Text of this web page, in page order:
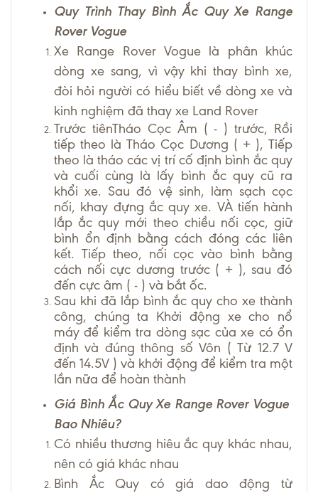
Quy Trình Thay Bình Ắc Quy Xe Range
Rover Vogue
Xe Range Rover Vogue là phân khúc
dòng xe sang, vì vậy khi thay bình xe,
đòi hỏi người có hiểu biết về dòng xe và
kinh nghiệm đã thay xe Land Rover
Trước tiênTháo Cọc Âm ( - ) trước, Rồi
tiếp theo là Tháo Cọc Dương ( + ), Tiếp
theo là tháo các vị trí cố định bình ắc quy
và cuối cùng là lấy bình ắc quy cũ ra
khổi xe. Sau đó vệ sinh, làm sạch cọc
nối, khay đựng ắc quy xe. VÀ tiến hành
lắp ắc quy mới theo chiều nối cọc, giữ
bình ổn định bằng cách đóng các liên
kết. Tiếp theo, nối cọc vào bình bằng
cách nối cực dương trước ( + ), sau đó
đến cực âm ( - ) và bắt ốc.
Sau khi đã lắp bình ắc quy cho xe thành
công, chúng ta Khởi động xe cho nổ
máy để kiểm tra dòng sạc của xe có ổn
định và đúng thông số Vôn ( Từ 12.7 V
đến 14.5V ) và khởi động để kiểm tra một
lần nữa để hoàn thành
Giá Bình Ắc Quy Xe Range Rover Vogue
Bao Nhiêu?
Có nhiều thương hiêu ắc quy khác nhau,
nên có giá khác nhau
Bình Ắc Quy có giá dao động từ